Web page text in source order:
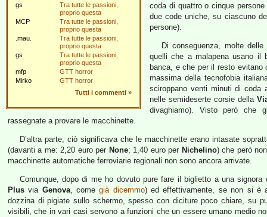
gs
Tra tutte le passioni,
proprio questa
MCP
Tra tutte le passioni,
proprio questa
.mau.
Tra tutte le passioni,
proprio questa
gs
Tra tutte le passioni,
proprio questa
mfp
GTT horror
Mirko
GTT horror
Tutti i commenti »
coda di quattro o cinque
due code uniche, su ciascuno
persone).
Di conseguenza, molte
quelli che a malapena usano il
banca, e che per il resto
massima della tecnofobia
sciroppano venti minuti di coda
nelle semideserte corsie della
divaghiamo). Visto però che
rassegnate a provare le macchinette.
D’altra parte, ciò significava che le macchinette erano intasate
(davanti a me: 2,20 euro per None; 1,40 euro per Nichelino) che però
macchinette automatiche ferroviarie regionali non sono ancora arrivate.
Comunque, dopo di me ho dovuto pure fare il biglietto a una
Plus via Genova, comegià dicemmo) ed effettivamente, se non si è
dozzina di pigiate sullo schermo, spesso con diciture poco chiare, su
visibili, che in vari casi servono a funzioni che un essere umano medio